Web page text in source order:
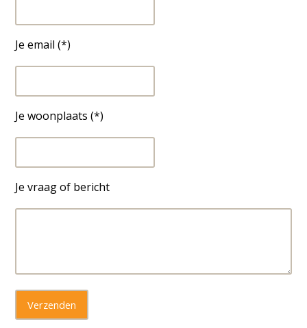
Je email (*)
Je woonplaats (*)
Je vraag of bericht